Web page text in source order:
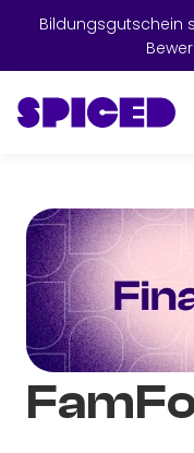
Bildungsgutschein